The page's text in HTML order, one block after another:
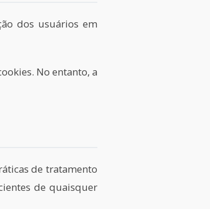
dos usuários em
No entanto, a
de tratamento
de quaisquer